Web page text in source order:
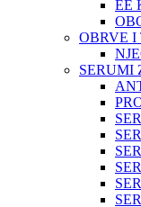
EE
OBRVE I
SERUMI